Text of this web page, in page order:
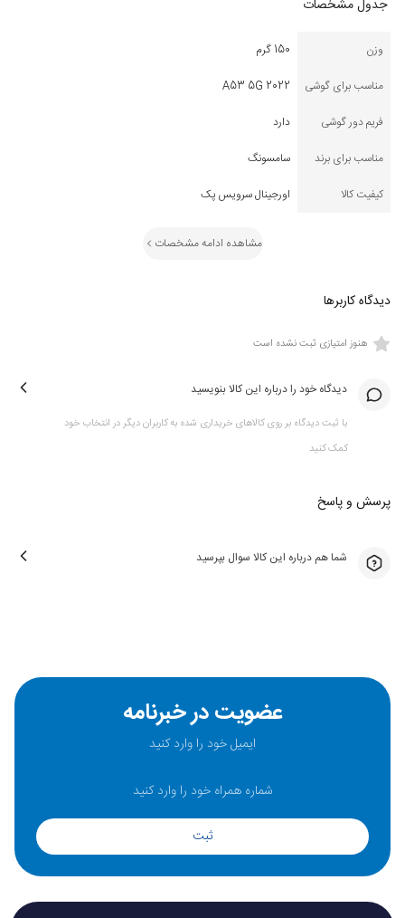
جدول مشخصات
وزن
150 گرم
مناسب برای گوشی
A53 5G 2022
فریم دور گوشی
دارد
مناسب برای برند
سامسونگ
کیفیت کالا
اورجینال سرویس پک
مشاهده ادامه مشخصات
دیدگاه کاربرها
هنوز امتیازی ثبت نشده است
دیدگاه خود را درباره این کالا بنویسید
با ثبت دیدگاه بر روی کالاهای خریداری شده به کاربران دیگر در انتخاب خود
کمک کنید
پرسش و پاسخ
شما هم درباره این کالا سوال بپرسید
عضویت در خبرنامه
ثبت